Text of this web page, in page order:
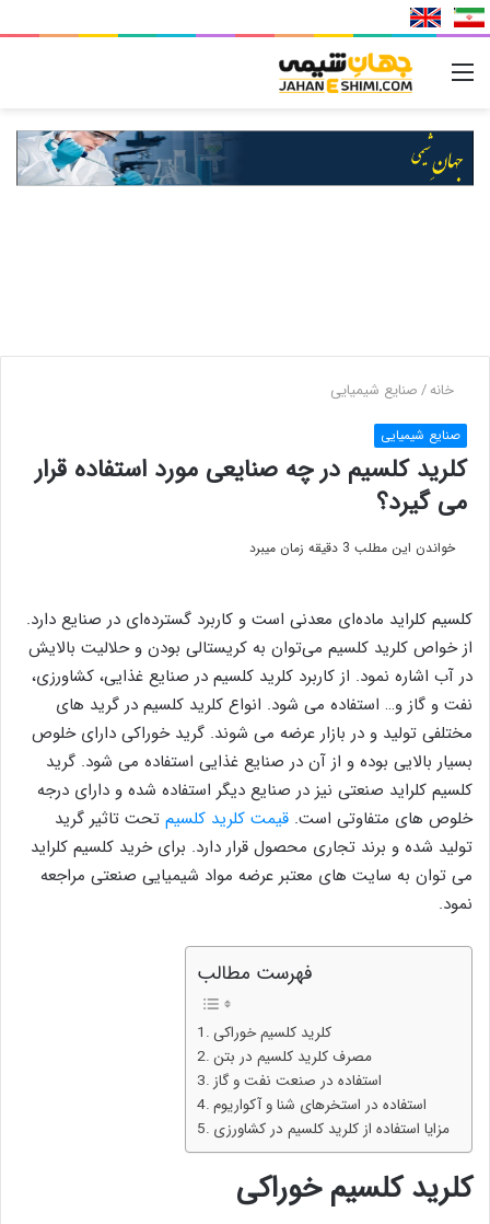
خانه/صنایع شیمیایی
صنایع شیمیایی
کلرید کلسیم در چه صنایعی مورد استفاده قرار
می گیرد؟
خواندن این مطلب 3 دقیقه زمان میبرد
کلسیم کلراید ماده‌ای معدنی است و کاربرد گسترده‌ای در صنایع دارد.
از خواص کلرید کلسیم می‌توان به کریستالی بودن و حلالیت بالایش
در آب اشاره نمود. از کاربرد کلرید کلسیم در صنایع غذایی، کشاورزی،
نفت و گاز و… استفاده می شود. انواع کلرید کلسیم در گرید های
مختلفی تولید و در بازار عرضه می شوند. گرید خوراکی دارای خلوص
بسیار بالایی بوده و از آن در صنایع غذایی استفاده می شود. گرید
کلسیم کلراید صنعتی نیز در صنایع دیگر استفاده شده و دارای درجه
خلوص های متفاوتی است. قیمت کلرید کلسیم تحت تاثیر گرید
تولید شده و برند تجاری محصول قرار دارد. برای خرید کلسیم کلراید
می توان به سایت های معتبر عرضه مواد شیمیایی صنعتی مراجعه
نمود.
فهرست مطالب
کلرید کلسیم خوراکی
مصرف کلرید کلسیم در بتن
استفاده در صنعت نفت و گاز
استفاده در استخرهای شنا و آکواریوم
مزایا استفاده از کلرید کلسیم در کشاورزی
کلرید کلسیم خوراکی